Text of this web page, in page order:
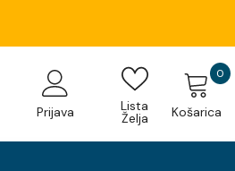
Prijava Lista
Želja Košarica
0 0